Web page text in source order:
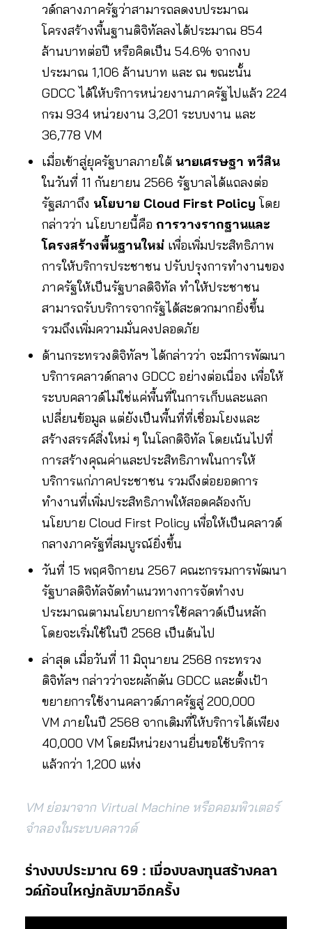
วด์กลางภาครัฐว่าสามารถลดงบประมาณ
โครงสร้างพื้นฐานดิจิทัลลงได้ประมาณ 854
ล้านบาทต่อปี หรือคิดเป็น 54.6% จากงบ
ประมาณ 1,106 ล้านบาท และ ณ ขณะนั้น
GDCC ได้ให้บริการหน่วยงานภาครัฐไปแล้ว 224
กรม 934 หน่วยงาน 3,201 ระบบงาน และ
36,778 VM
เมื่อเข้าสู่ยุครัฐบาลภายใต้นายเศรษฐา ทวีสิน
ในวันที่ 11 กันยายน 2566 รัฐบาลได้แถลงต่อ
รัฐสภาถึง นโยบาย Cloud First Policy โดย
กล่าวว่า นโยบายนี้คือ การวางรากฐานและ
โครงสร้างพื้นฐานใหม่เพื่อเพิ่มประสิทธิภาพ
การให้บริการประชาชน ปรับปรุงการทำงานของ
ภาครัฐให้เป็นรัฐบาลดิจิทัล ทำให้ประชาชน
สามารถรับบริการจากรัฐได้สะดวกมากยิ่งขึ้น
รวมถึงเพิ่มความมั่นคงปลอดภัย
ด้านกระทรวงดิจิทัลฯ ได้กล่าวว่า จะมีการพัฒนา
บริการคลาวด์กลาง GDCC อย่างต่อเนื่อง เพื่อให้
ระบบคลาวด์ไม่ใช่แค่พื้นที่ในการเก็บและแลก
เปลี่ยนข้อมูล แต่ยังเป็นพื้นที่ที่เชื่อมโยงและ
สร้างสรรค์สิ่งใหม่ ๆ ในโลกดิจิทัล โดยเน้นไปที่
การสร้างคุณค่าและประสิทธิภาพในการให้
บริการแก่ภาคประชาชน รวมถึงต่อยอดการ
ทำงานที่เพิ่มประสิทธิภาพให้สอดคล้องกับ
นโยบาย Cloud First Policy เพื่อให้เป็นคลาวด์
กลางภาครัฐที่สมบูรณ์ยิ่งขึ้น
วันที่ 15 พฤศจิกายน 2567 คณะกรรมการพัฒนา
รัฐบาลดิจิทัลจัดทำแนวทางการจัดทํางบ
ประมาณตามนโยบายการใช้คลาวด์เป็นหลัก
โดยจะเริ่มใช้ในปี 2568 เป็นต้นไป
ล่าสุด เมื่อวันที่ 11 มิถุนายน 2568 กระทรวง
ดิจิทัลฯ กล่าวว่าจะผลักดัน GDCC และตั้งเป้า
ขยายการใช้งานคลาวด์ภาครัฐสู่ 200,000
VM ภายในปี 2568 จากเดิมที่ให้บริการได้เพียง
40,000 VM โดยมีหน่วยงานยื่นขอใช้บริการ
แล้วกว่า 1,200 แห่ง
VM ย่อมาจาก Virtual Machine หรือคอมพิวเตอร์
จำลองในระบบคลาวด์
ร่างงบประมาณ 69 : เมื่องบลงทุนสร้างคลา
วด์ก้อนใหญ่กลับมาอีกครั้ง